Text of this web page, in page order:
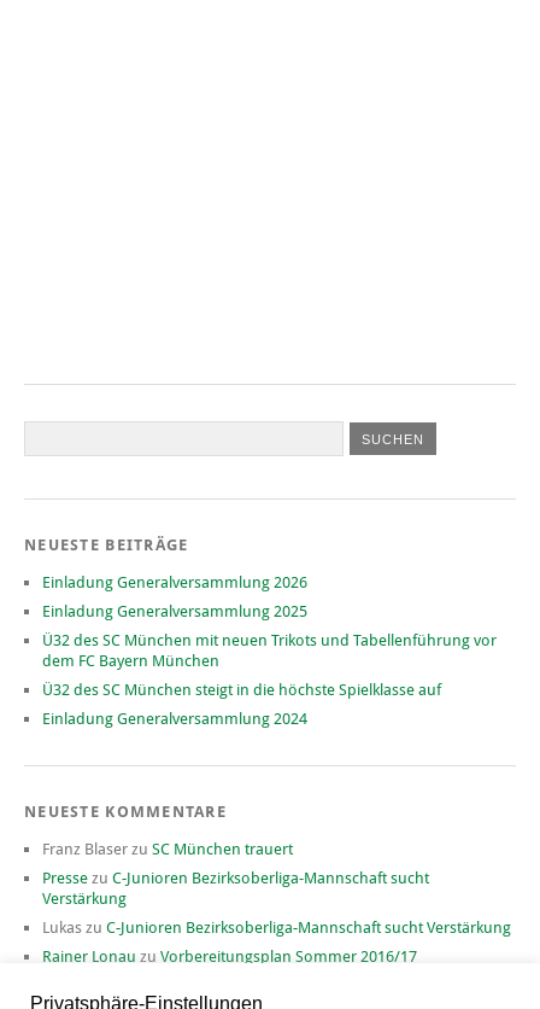
NEUESTE BEITRÄGE
Einladung Generalversammlung 2026
Einladung Generalversammlung 2025
Ü32 des SC München mit neuen Trikots und Tabellenführung vor
dem FC Bayern München
Ü32 des SC München steigt in die höchste Spielklasse auf
Einladung Generalversammlung 2024
NEUESTE KOMMENTARE
Franz Blaser zu SC München trauert
Presse zu C-Junioren Bezirksoberliga-Mannschaft sucht
Verstärkung
Lukas zu C-Junioren Bezirksoberliga-Mannschaft sucht Verstärkung
Rainer Lonau zu Vorbereitungsplan Sommer 2016/17
Privatsphäre-Einstellungen